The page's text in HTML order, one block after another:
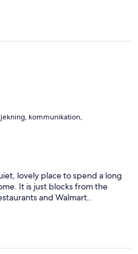
kommunikation,
lovely place to spend a long
It is just blocks from the
and Walmart..